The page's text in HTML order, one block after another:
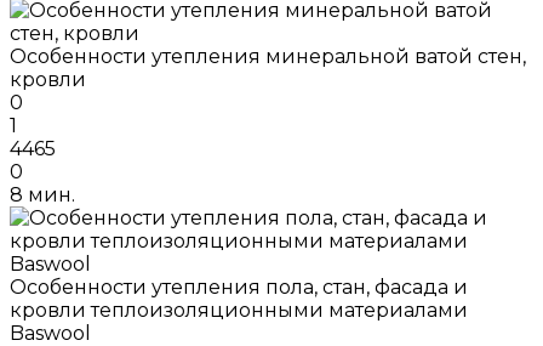
Особенности утепления минеральной ватой стен,
кровли
0
1
4465
0
8 мин.
Особенности утепления пола, стан, фасада и
кровли теплоизоляционными материалами
Baswool